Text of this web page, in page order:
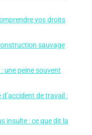
vos droits
sauvage
une peine souvent
de travail :
insulte : ce que dit la